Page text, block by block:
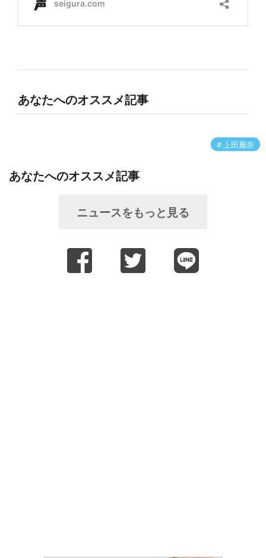
あなたへのオススメ記事
上田麗奈
あなたへのオススメ記事
ニュースをもっと見る